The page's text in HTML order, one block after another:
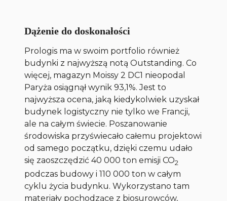
Dążenie do doskonałości
Prologis ma w swoim portfolio również
budynki z najwyższą notą Outstanding. Co
więcej, magazyn Moissy 2 DC1 nieopodal
Paryża osiągnął wynik 93,1%. Jest to
najwyższa ocena, jaką kiedykolwiek uzyskał
budynek logistyczny nie tylko we Francji,
ale na całym świecie. Poszanowanie
środowiska przyświecało całemu projektowi
od samego początku, dzięki czemu udało
się zaoszczędzić 40 000 ton emisji CO2
podczas budowy i 110 000 ton w całym
cyklu życia budynku. Wykorzystano tam
materiały pochodzące z biosurowców,